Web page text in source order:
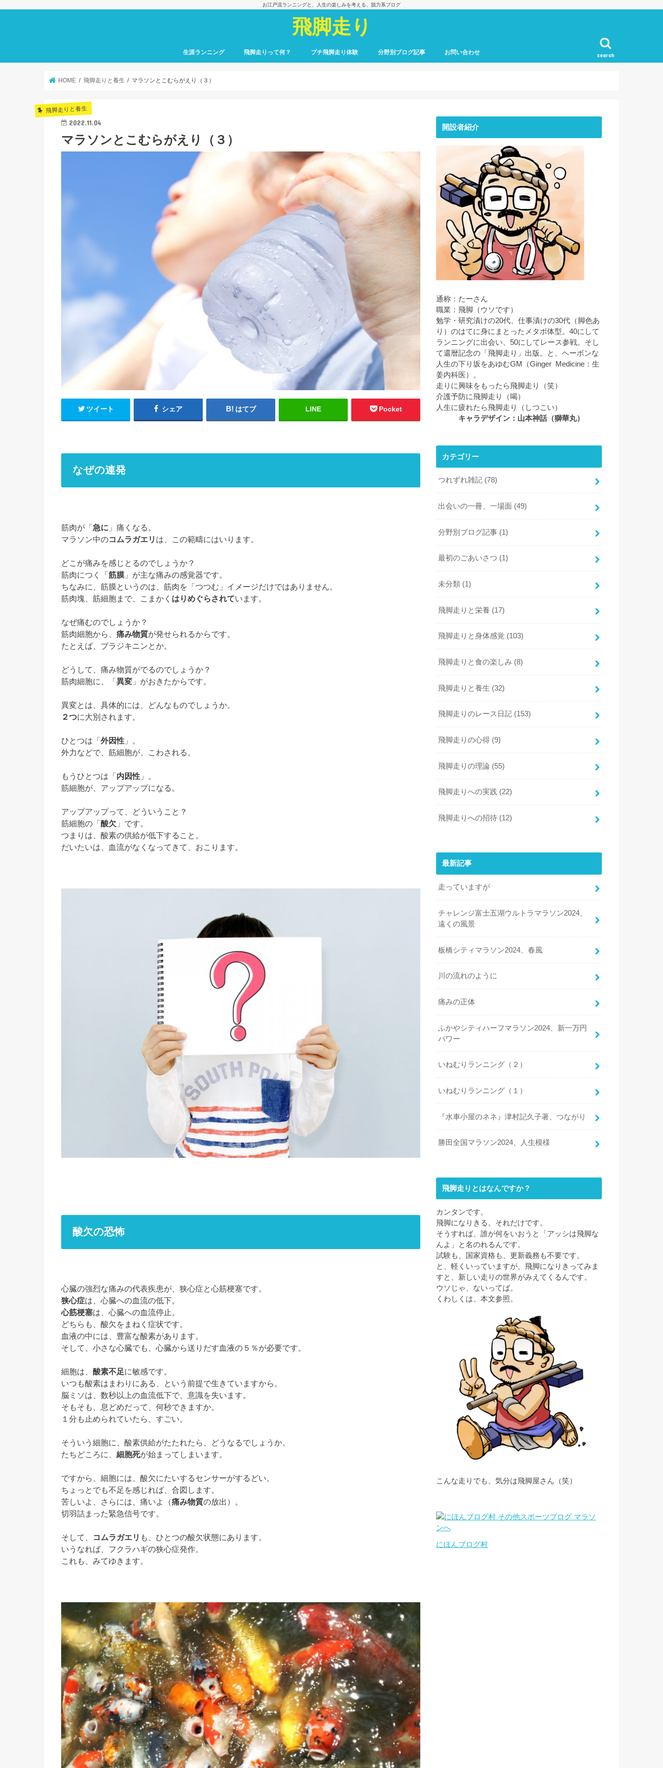
お江戸流ランニングと、人生の楽しみを考える、脱力系ブログ
飛脚走り
search
生涯ランニング 飛脚走りって何？ プチ飛脚走り体験 分野別ブログ記事 お問い合わせ
HOME 飛脚走りと養生 マラソンとこむらがえり（３）
飛脚走りと養生
2022.11.04
マラソンとこむらがえり（３）
ツイート シェア はてブ LINE Pocket
なぜの連発
筋肉が「急に 」痛くなる。
マラソン中のコムラガエリ は、この範疇にはいります。
どこが痛みを感じとるのでしょうか？
筋肉につく「筋膜 」が主な痛みの感覚器です。
ちなみに、筋膜というのは、筋肉を「つつむ」イメージだけではありません。
筋肉塊、筋細胞まで、こまかく はりめぐらされています。
なぜ痛むのでしょうか？
筋肉細胞から、 痛み物質が発せられるからです。
たとえば、ブラジキニンとか。
どうして、痛み物質がでるのでしょうか？
筋肉細胞に、「異変 」がおきたからです。
異変とは、具体的には、どんなものでしょうか。
２つに大別されます。
ひとつは「外因性 」。
外力などで、筋細胞が、こわされる。
もうひとつは「内因性 」。
筋細胞が、アップアップになる。
アップアップって、どういうこと？
筋細胞の「酸欠 」です。
つまりは、酸素の供給が低下すること。
だいたいは、血流がなくなってきて、おこります。
酸欠の恐怖
心臓の強烈な痛みの代表疾患が、狭心症と心筋梗塞です。
狭心症は、心臓への血流の低下。
心筋梗塞は、心臓への血流停止。
どちらも、酸欠をまねく症状です。
血液の中には、豊富な酸素があります。
そして、小さな心臓でも、心臓から送りだす血液の５％が必要です。
細胞は、 酸素不足に敏感です。
いつも酸素はまわりにある、という前提で生きていますから。
脳ミソは、数秒以上の血流低下で、意識を失います。
そもそも、息どめだって、何秒できますか。
１分も止められていたら、すごい。
そういう細胞に、酸素供給がたたれたら、どうなるでしょうか。
たちどころに、 細胞死が始まってしまいます。
ですから、細胞には、酸欠にたいするセンサーがするどい。
ちょっとでも不足を感じれば、合図します。
苦しいよ、さらには、痛いよ（痛み物質の放出）。
切羽詰まった緊急信号です。
そして、 コムラガエリ も、ひとつの酸欠状態にあります。
いうなれば、フクラハギの狭心症発作。
これも、みてゆきます。
開設者紹介
通称：たーさん
職業：飛脚（ウソです）
勉学・研究漬けの20代、仕事漬けの30代（脚色あ
り）のはてに身にまとったメタボ体型。40にして
ランニングに出会い、50にしてレース参戦。そし
て還暦記念の「飛脚走り」出版。と、ヘーボンな
人生の下り坂をあゆむGM（Ginger Medicine：生
姜内科医）。
走りに興味をもったら飛脚走り（笑）
介護予防に飛脚走り（喝）
人生に疲れたら飛脚走り（しつこい）
キャラデザイン：山本神話（獅華丸）
カテゴリー
つれずれ雑記 (78)
出会いの一冊、一場面 (49)
分野別ブログ記事 (1)
最初のごあいさつ (1)
未分類 (1)
飛脚走りと栄養 (17)
飛脚走りと身体感覚 (103)
飛脚走りと食の楽しみ (8)
飛脚走りと養生 (32)
飛脚走りのレース日記 (153)
飛脚走りの心得 (9)
飛脚走りの理論 (55)
飛脚走りへの実践 (22)
飛脚走りへの招待 (12)
最新記事
走っていますが
チャレンジ富士五湖ウルトラマラソン2024、
遠くの風景
板橋シティマラソン2024、春風
川の流れのように
痛みの正体
ふかやシティハーフマラソン2024、新一万円
パワー
いねむりランニング（２）
いねむりランニング（１）
『水車小屋のネネ』津村記久子著、つながり
勝田全国マラソン2024、人生模様
飛脚走りとはなんですか？
カンタンです。
飛脚になりきる。それだけです。
そうすれば、誰が何をいおうと「アッシは飛脚な
んよ」と名のれるんです。
試験も、国家資格も、更新義務も不要です。
と、軽くいっていますが、飛脚になりきってみま
すと、新しい走りの世界がみえてくるんです。
ウソじゃ、ないってば。
くわしくは、本文参照。
こんな走りでも、気分は飛脚屋さん（笑）
にほんブログ村